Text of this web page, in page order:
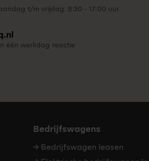
t/m vrijdag: 8:30 - 17:00 uur.
één werkdag reactie
Bedrijfswagens
Bedrijfswagen leasen